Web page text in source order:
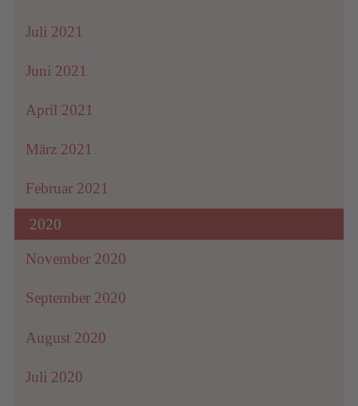
Juli 2021
Juni 2021
April 2021
März 2021
Februar 2021
2020
November 2020
September 2020
August 2020
Juli 2020